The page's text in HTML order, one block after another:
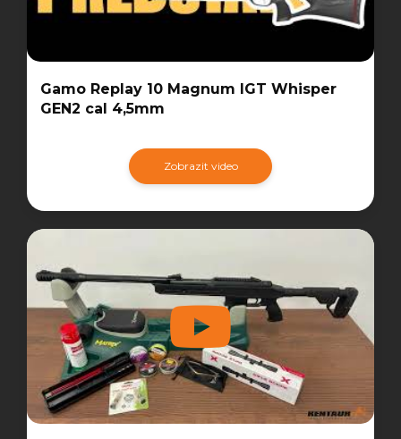
Gamo Replay 10 Magnum IGT Whisper
GEN2 cal 4,5mm
Zobrazit video